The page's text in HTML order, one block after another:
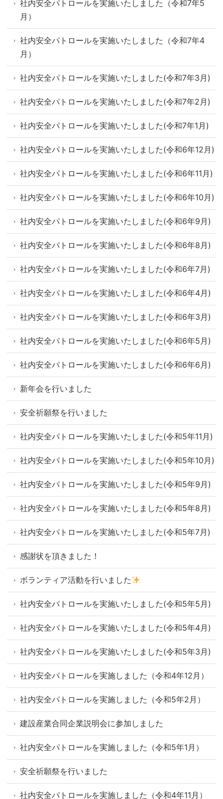
社内安全パトロールを実施いたしました（令和7年5
月）
社内安全パトロールを実施いたしました（令和7年4
月）
社内安全パトロールを実施いたしました(令和7年3月)
社内安全パトロールを実施いたしました(令和7年2月)
社内安全パトロールを実施いたしました(令和7年1月)
社内安全パトロールを実施いたしました(令和6年12月)
社内安全パトロールを実施いたしました(令和6年11月)
社内安全パトロールを実施いたしました(令和6年10月)
社内安全パトロールを実施いたしました(令和6年9月)
社内安全パトロールを実施いたしました(令和6年8月)
社内安全パトロールを実施いたしました(令和6年7月)
社内安全パトロールを実施いたしました(令和6年4月)
社内安全パトロールを実施いたしました(令和6年3月)
社内安全パトロールを実施いたしました(令和6年5月)
社内安全パトロールを実施いたしました(令和6年6月)
新年会を行いました
安全祈願祭を行いました
社内安全パトロールを実施いたしました(令和5年11月)
社内安全パトロールを実施いたしました(令和5年10月)
社内安全パトロールを実施いたしました(令和5年9月)
社内安全パトロールを実施いたしました(令和5年8月)
社内安全パトロールを実施いたしました(令和5年7月)
感謝状を頂きました！
ボランティア活動を行いました
社内安全パトロールを実施いたしました(令和5年5月)
社内安全パトロールを実施いたしました(令和5年4月)
社内安全パトロールを実施いたしました(令和5年3月)
社内安全パトロールを実施しました（令和4年12月）
社内安全パトロールを実施しました（令和5年2月）
建設産業合同企業説明会に参加しました
社内安全パトロールを実施しました（令和5年1月）
安全祈願祭を行いました
社内安全パトロールを実施しました（令和4年11月）